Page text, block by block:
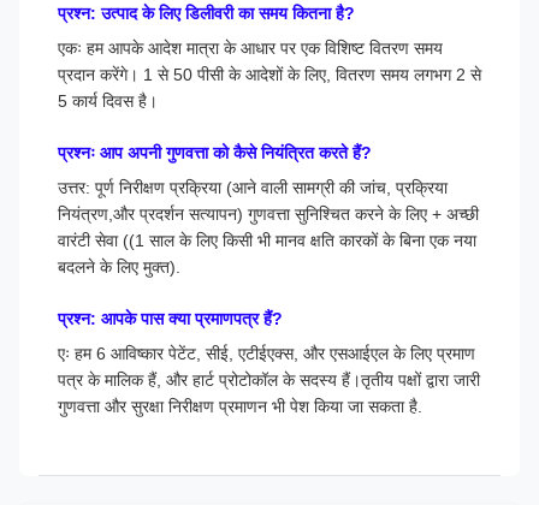
प्रश्न: उत्पाद के लिए डिलीवरी का समय कितना है?
एकः हम आपके आदेश मात्रा के आधार पर एक विशिष्ट वितरण समय
प्रदान करेंगे। 1 से 50 पीसी के आदेशों के लिए, वितरण समय लगभग 2 से
5 कार्य दिवस है।
प्रश्नः आप अपनी गुणवत्ता को कैसे नियंत्रित करते हैं?
उत्तर: पूर्ण निरीक्षण प्रक्रिया (आने वाली सामग्री की जांच, प्रक्रिया
नियंत्रण,और प्रदर्शन सत्यापन) गुणवत्ता सुनिश्चित करने के लिए + अच्छी
वारंटी सेवा ((1 साल के लिए किसी भी मानव क्षति कारकों के बिना एक नया
बदलने के लिए मुक्त).
प्रश्न: आपके पास क्या प्रमाणपत्र हैं?
एः हम 6 आविष्कार पेटेंट, सीई, एटीईएक्स, और एसआईएल के लिए प्रमाण
पत्र के मालिक हैं, और हार्ट प्रोटोकॉल के सदस्य हैं।तृतीय पक्षों द्वारा जारी
गुणवत्ता और सुरक्षा निरीक्षण प्रमाणन भी पेश किया जा सकता है.